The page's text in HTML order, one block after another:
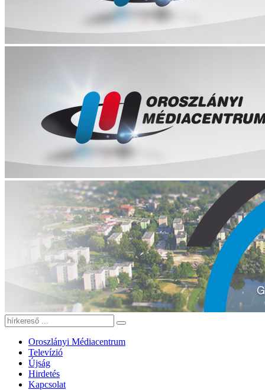
Oroszlányi Médiacentrum
Televízió
Újság
Hirdetés
Kapcsolat